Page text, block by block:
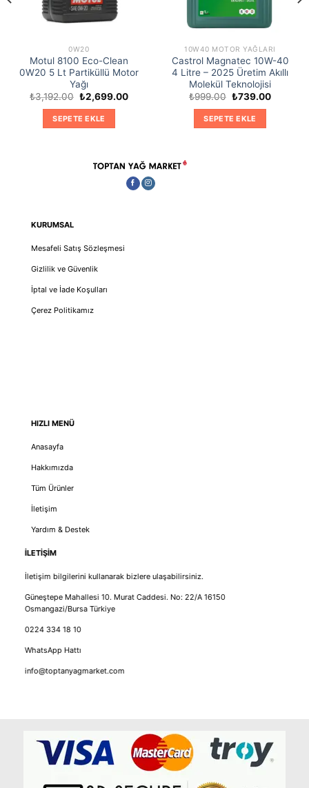
0W20
Motul 8100 Eco-Clean
0W20 5 Lt Partiküllü Motor
Yağı
₺3,192.00 Orijinal
fiyat:
₺3,192.00.
₺2,699.00Şu
SEPETE EKLE
10W40 MOTOR YAĞLARI
Castrol Magnatec 10W-40
4 Litre – 2025 Üretim Akıllı
Molekül Teknolojisi
₺999.00 Orijinal
₺999.00.
₺739.00Şu
SEPETE EKLE
KURUMSAL
Mesafeli Satış Sözleşmesi
Gizlilik ve Güvenlik
İptal ve İade Koşulları
Çerez Politikamız
HIZLI MENÜ
Anasayfa
Hakkımızda
Tüm Ürünler
İletişim
Yardım & Destek
İLETİŞİM
İletişim bilgilerini kullanarak bizlere ulaşabilirsiniz.
Güneştepe Mahallesi 10. Murat Caddesi. No: 22/A 16150
Osmangazi/Bursa Türkiye
0224 334 18 10
WhatsApp Hattı
info@toptanyagmarket.com